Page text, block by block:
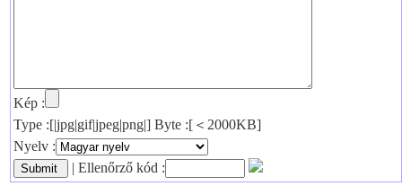
Kép :
Type :[|jpg|gif|jpeg|png|] Byte :[＜2000KB]
Nyelv :
| Ellenőrző kód :